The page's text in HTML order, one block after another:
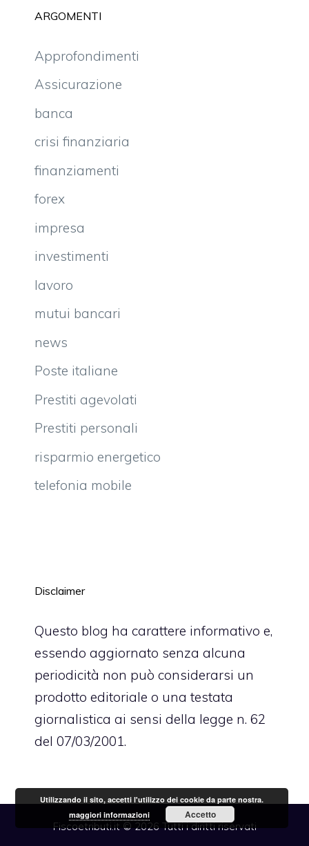
ARGOMENTI
Approfondimenti
Assicurazione
banca
crisi finanziaria
finanziamenti
forex
impresa
investimenti
lavoro
mutui bancari
news
Poste italiane
Prestiti agevolati
Prestiti personali
risparmio energetico
telefonia mobile
Disclaimer
Questo blog ha carattere informativo e,
essendo aggiornato senza alcuna
periodicità non può considerarsi un
prodotto editoriale o una testata
giornalistica ai sensi della legge n. 62
del 07/03/2001.
Fiscoetributi.it © 2026 Tutti i diritti riservati
Utilizzando il sito, accetti l'utilizzo dei cookie da parte nostra.
maggiori informazioni
Accetto